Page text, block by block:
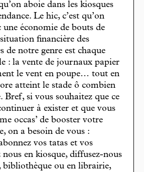
aboie dans les kiosques
Le hic, c’est qu’on
économie de bouts de
financière des
de notre genre est chaque
: la vente de journaux papier
le vent en poupe… tout en
atteint le stade ô combien
Bref, si vous souhaitez que ce
à exister et que vous
occas’ de booster votre
on a besoin de vous :
vos tatas et vos
nous en kiosque, diffusez-nous
bibliothèque ou en librairie,